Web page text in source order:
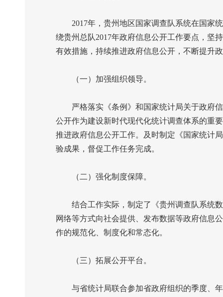
2017年，贵州地区国家调查队系统在国家
绕贵州总队2017年政府信息公开工作要点，坚
有效措施，持续推进政府信息公开，不断提升
（一）加强组织领导。
严格落实《条例》和国家统计局关于政府信
公开作为建设新时代现代化统计调查体系的重
推进政府信息公开工作。及时制定《国家统计
验成果，督促工作任务完成。
（二）强化制度保障。
结合工作实际，制定了《贵州调查队系统数
网络等方式向社会提供、发布数据等政府信息
作的规范化、制度化和常态化。
（三）拓展公开平台。
与省统计局联合参加省政府组织的季度、年